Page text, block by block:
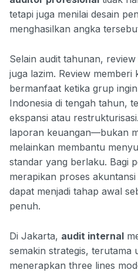
tetapi juga menilai desain
menghasilkan angka
Selain audit tahunan,
juga lazim. Review memberi
bermanfaat ketika grup
Indonesia di tengah tahun,
ekspansi atau
laporan keuangan—bukan
melainkan membantu
standar yang berlaku. Bagi
merapikan proses
dapat menjadi tahap awal
penuh.
Di Jakarta, audit internal
semakin strategis, terutama
menerapkan three lines